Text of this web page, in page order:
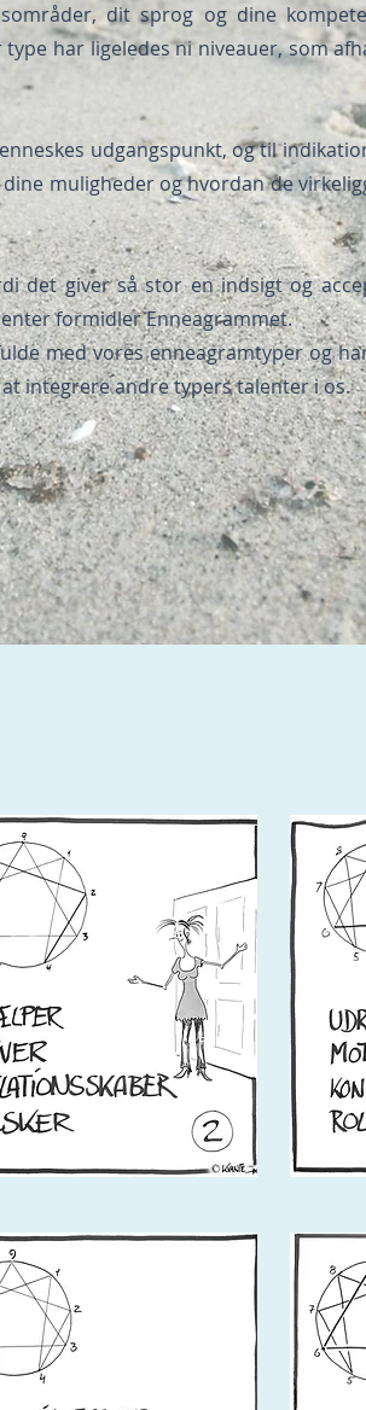
dit sprog og dine
har ligeledes ni niveauer, som
udgangspunkt, og til
muligheder og hvordan de
det giver så stor en indsigt og
formidler Enneagrammet.
med vores enneagramtyper og
integrere andre typers talenter i os.